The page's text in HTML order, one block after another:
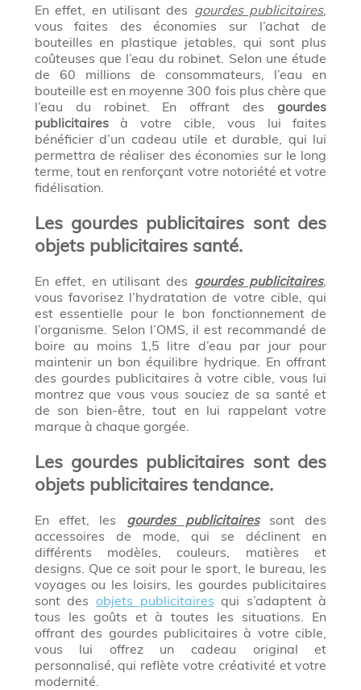
En effet, en utilisant des gourdes publicitaires,
vous faites des économies sur l’achat de
bouteilles en plastique jetables, qui sont plus
coûteuses que l’eau du robinet. Selon une étude
de 60 millions de consommateurs, l’eau en
bouteille est en moyenne 300 fois plus chère que
l’eau du robinet. En offrant desgourdes
publicitairesà votre cible, vous lui faites
bénéficier d’un cadeau utile et durable, qui lui
permettra de réaliser des économies sur le long
terme, tout en renforçant votre notoriété et votre
fidélisation.
Les gourdes publicitaires sont des
objets publicitaires santé.
En effet, en utilisant des gourdes publicitaires,
vous favorisez l’hydratation de votre cible, qui
est essentielle pour le bon fonctionnement de
l’organisme. Selon l’OMS, il est recommandé de
boire au moins 1,5 litre d’eau par jour pour
maintenir un bon équilibre hydrique. En offrant
des gourdes publicitaires à votre cible, vous lui
montrez que vous vous souciez de sa santé et
de son bien-être, tout en lui rappelant votre
marque à chaque gorgée.
Les gourdes publicitaires sont des
objets publicitaires tendance.
En effet, les gourdes publicitairessont des
accessoires de mode, qui se déclinent en
différents modèles, couleurs, matières et
designs. Que ce soit pour le sport, le bureau, les
voyages ou les loisirs, les gourdes publicitaires
sont des objets publicitaires qui s’adaptent à
tous les goûts et à toutes les situations. En
offrant des gourdes publicitaires à votre cible,
vous lui offrez un cadeau original et
personnalisé, qui reflète votre créativité et votre
modernité.